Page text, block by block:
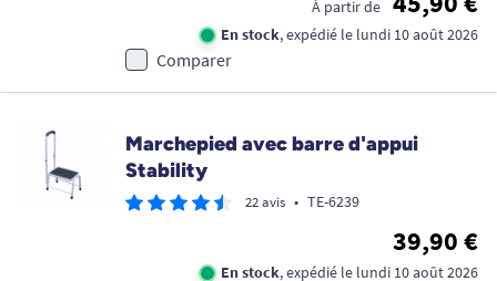
À partir de
En stock, expédié le lundi 10 août 2026
Comparer
Marchepied avec barre d'appui
Stability
22 avis • TE-6239
39,90 €
En stock, expédié le lundi 10 août 2026